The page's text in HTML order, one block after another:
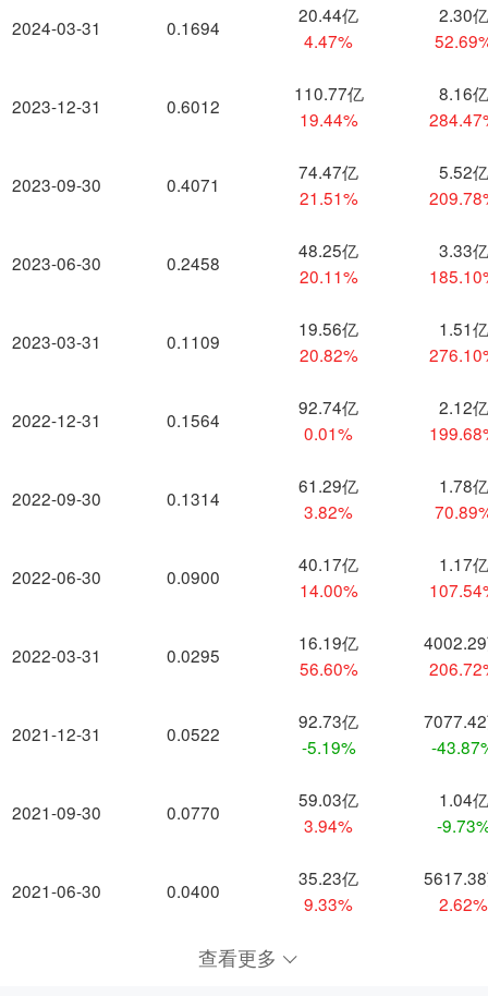
2024-03-31
2023-12-31
2023-09-30
2023-06-30
2023-03-31
2022-12-31
2022-09-30
2022-06-30
2022-03-31
2021-12-31
2021-09-30
2021-06-30
0.1694
20.44亿
4.47%
2.30亿
0.6012
110.77亿
19.44%
8.16亿
0.4071
74.47亿
21.51%
5.52亿
0.2458
48.25亿
20.11%
3.33亿
0.1109
19.56亿
20.82%
1.51亿
0.1564
92.74亿
0.01%
2.12亿
0.1314
61.29亿
3.82%
1.78亿
0.0900
40.17亿
14.00%
1.17亿
0.0295
16.19亿
56.60%
0.0522
92.73亿
-5.19%
-
0.0770
59.03亿
3.94%
1.04亿
-
0.0400
35.23亿
9.33%
2.62%
查看更多